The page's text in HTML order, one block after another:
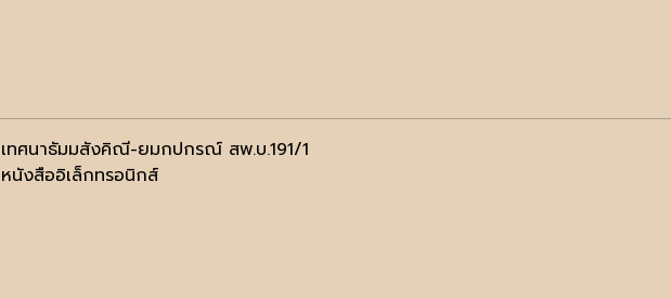
เทศนาธัมมสังคิณี-ยมกปกรณ์ สพ.บ.191/1
หนังสืออิเล็กทรอนิกส์